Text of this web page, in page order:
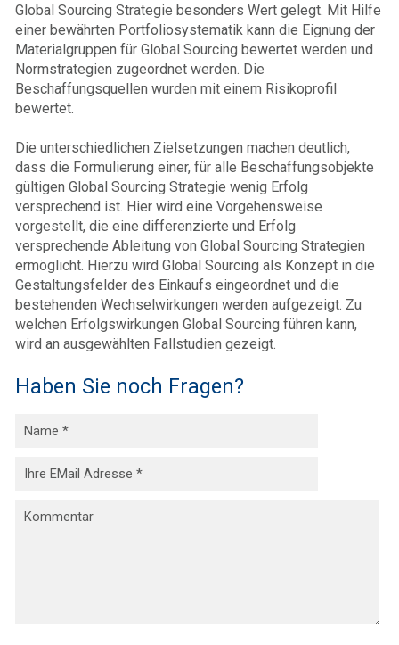
Global Sourcing Strategie besonders Wert gelegt. Mit Hilfe
einer bewährten Portfoliosystematik kann die Eignung der
Materialgruppen für Global Sourcing bewertet werden und
Normstrategien zugeordnet werden. Die
Beschaffungsquellen wurden mit einem Risikoprofil
bewertet.
Die unterschiedlichen Zielsetzungen machen deutlich,
dass die Formulierung einer, für alle Beschaffungsobjekte
gültigen Global Sourcing Strategie wenig Erfolg
versprechend ist. Hier wird eine Vorgehensweise
vorgestellt, die eine differenzierte und Erfolg
versprechende Ableitung von Global Sourcing Strategien
ermöglicht. Hierzu wird Global Sourcing als Konzept in die
Gestaltungsfelder des Einkaufs eingeordnet und die
bestehenden Wechselwirkungen werden aufgezeigt. Zu
welchen Erfolgswirkungen Global Sourcing führen kann,
wird an ausgewählten Fallstudien gezeigt.
Haben Sie noch Fragen?